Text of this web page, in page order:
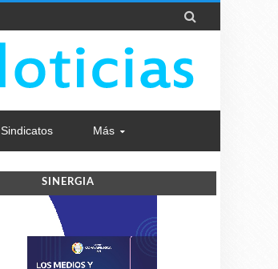

Sindicatos Más
SINERGIA